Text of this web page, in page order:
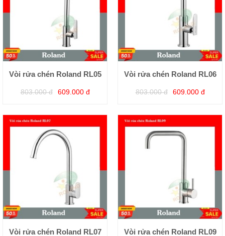
Vòi rửa chén Roland RL05
803.000 đ 609.000 đ
Vòi rửa chén Roland RL06
803.000 đ 609.000 đ
Vòi rửa chén Roland RL07 Vòi rửa chén Roland RL09